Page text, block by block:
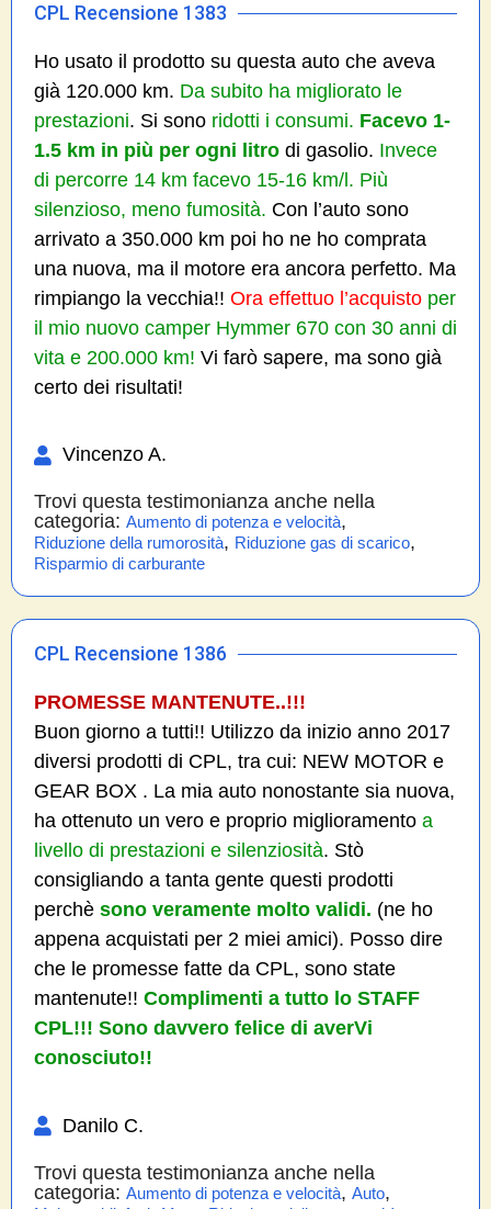
CPL Recensione 1383
Ho usato il prodotto su questa auto che aveva
già 120.000 km. Da subito ha migliorato le
prestazioni. Si sono ridotti i consumi. Facevo 1-
1.5 km in più per ogni litro di gasolio. Invece
di percorre 14 km facevo 15-16 km/l. Più
silenzioso, meno fumosità. Con l’auto sono
arrivato a 350.000 km poi ho ne ho comprata
una nuova, ma il motore era ancora perfetto. Ma
rimpiango la vecchia!! Ora effettuo l’acquisto per
il mio nuovo camper Hymmer 670 con 30 anni di
vita e 200.000 km! Vi farò sapere, ma sono già
certo dei risultati!
Vincenzo A.
Trovi questa testimonianza anche nella
categoria: Aumento di potenza e velocità,
Riduzione della rumorosità, Riduzione gas di scarico,
Risparmio di carburante
CPL Recensione 1386
PROMESSE MANTENUTE..!!!
Buon giorno a tutti!! Utilizzo da inizio anno 2017
diversi prodotti di CPL, tra cui: NEW MOTOR e
GEAR BOX . La mia auto nonostante sia nuova,
ha ottenuto un vero e proprio miglioramento a
livello di prestazioni e silenziosità. Stò
consigliando a tanta gente questi prodotti
perchè sono veramente molto validi. (ne ho
appena acquistati per 2 miei amici). Posso dire
che le promesse fatte da CPL, sono state
mantenute!! Complimenti a tutto lo STAFF
CPL!!! Sono davvero felice di averVi
conosciuto!!
Danilo C.
Trovi questa testimonianza anche nella
categoria: Aumento di potenza e velocità, Auto,